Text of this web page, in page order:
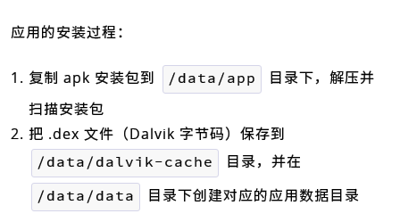
应用的安装过程：
复制 apk 安装包到 /data/app
目录下，解压并
扫描安装包
把 .dex 文件（Dalvik 字节码）保存到
/data/dalvik-cache 目录，并在
/data/data 目录下创建对应的应用数据目录